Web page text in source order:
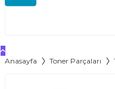
Anasayfa Toner Parçaları